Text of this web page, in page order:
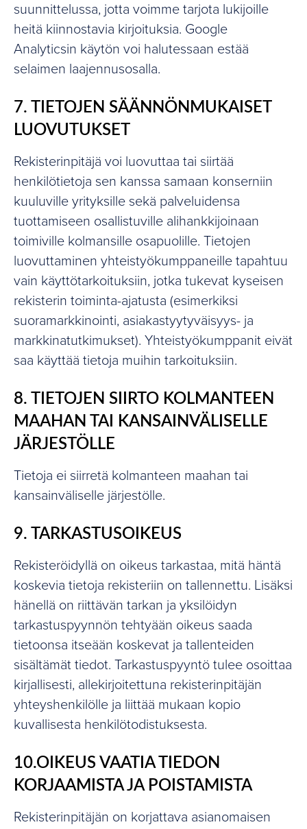
suunnittelussa, jotta voimme tarjota lukijoille
heitä kiinnostavia kirjoituksia. Google
Analyticsin käytön voi halutessaan estää
selaimen laajennusosalla.
7. TIETOJEN SÄÄNNÖNMUKAISET
LUOVUTUKSET
Rekisterinpitäjä voi luovuttaa tai siirtää
henkilötietoja sen kanssa samaan konserniin
kuuluville yrityksille sekä palveluidensa
tuottamiseen osallistuville alihankkijoinaan
toimiville kolmansille osapuolille. Tietojen
luovuttaminen yhteistyökumppaneille tapahtuu
vain käyttötarkoituksiin, jotka tukevat kyseisen
rekisterin toiminta-ajatusta (esimerkiksi
suoramarkkinointi, asiakastyytyväisyys- ja
markkinatutkimukset). Yhteistyökumppanit eivät
saa käyttää tietoja muihin tarkoituksiin.
8. TIETOJEN SIIRTO KOLMANTEEN
MAAHAN TAI KANSAINVÄLISELLE
JÄRJESTÖLLE
Tietoja ei siirretä kolmanteen maahan tai
kansainväliselle järjestölle.
9. TARKASTUSOIKEUS
Rekisteröidyllä on oikeus tarkastaa, mitä häntä
koskevia tietoja rekisteriin on tallennettu. Lisäksi
hänellä on riittävän tarkan ja yksilöidyn
tarkastuspyynnön tehtyään oikeus saada
tietoonsa itseään koskevat ja tallenteiden
sisältämät tiedot. Tarkastuspyyntö tulee osoittaa
kirjallisesti, allekirjoitettuna rekisterinpitäjän
yhteyshenkilölle ja liittää mukaan kopio
kuvallisesta henkilötodistuksesta.
10.OIKEUS VAATIA TIEDON
KORJAAMISTA JA POISTAMISTA
Rekisterinpitäjän on korjattava asianomaisen